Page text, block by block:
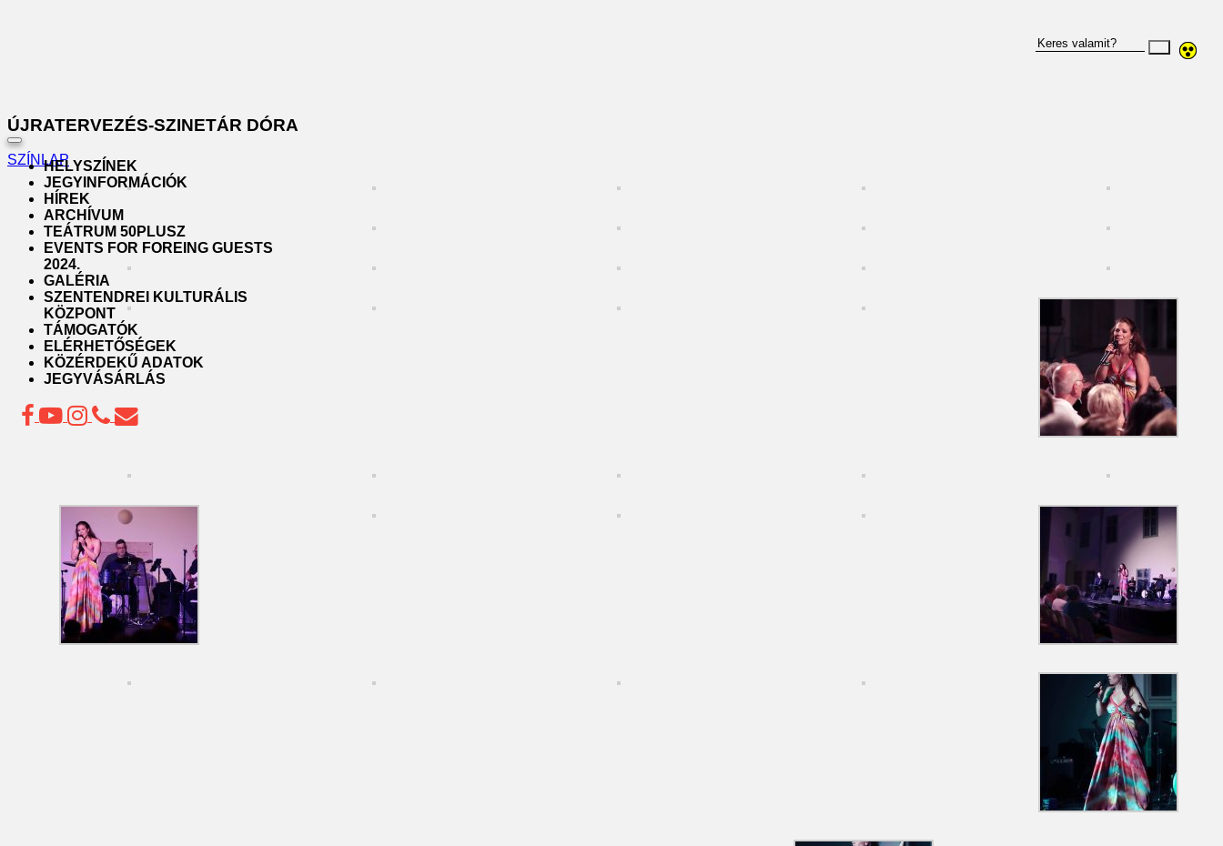
Toggle
navigationHELYSZÍNEK
JEGYINFORMÁCIÓK
HÍREK
ARCHÍVUM
TEÁTRUM 50PLUSZ
EVENTS FOR FOREING GUESTS
2024.
GALÉRIA
SZENTENDREI KULTURÁLIS
KÖZPONT
TÁMOGATÓK
ELÉRHETŐSÉGEK
KÖZÉRDEKŰ ADATOK
JEGYVÁSÁRLÁS
ÚJRATERVEZÉS-SZINETÁR DÓRA
SZÍNLAP